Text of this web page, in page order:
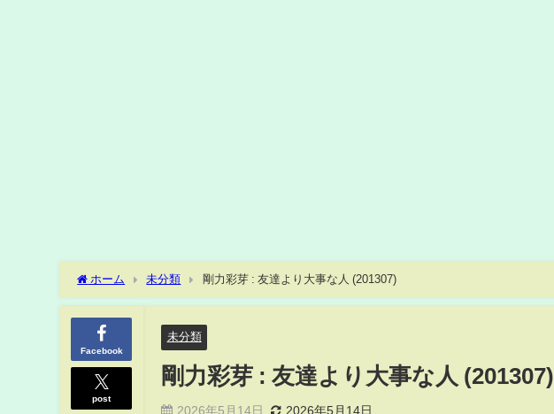
ホーム 未分類 剛力彩芽 : 友達より大事な人 (201307)
Facebook
post
未分類
剛力彩芽 : 友達より大事な人 (201307)
2026年5月14日 2026年5月14日